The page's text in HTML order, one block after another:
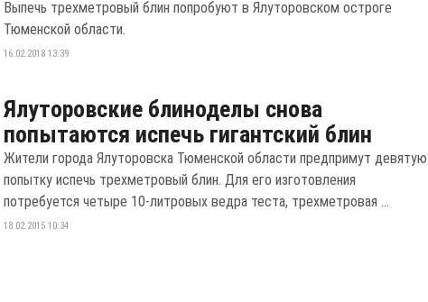
Выпечь трехметровый блин попробуют в Ялуторовском остроге
Тюменской области.
16.02.2018 13:39
Ялуторовские блиноделы снова
попытаются испечь гигантский блин
Жители города Ялуторовска Тюменской области предпримут девятую
попытку испечь трехметровый блин. Для его изготовления
потребуется четыре 10-литровых ведра теста, трехметровая ...
18.02.2015 10:34